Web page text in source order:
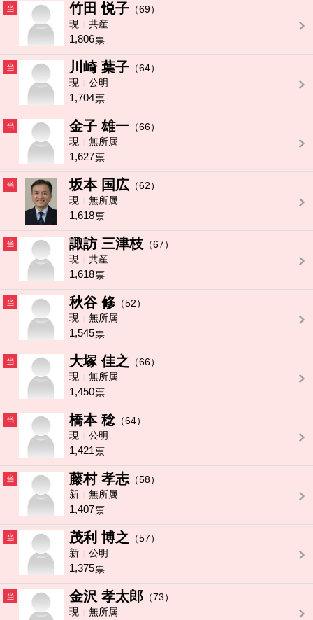
当 竹田 悦子 （69）
現
共産
1,806票
当 川崎 葉子 （64）
現
公明
1,704票
当 金子 雄一 （66）
現
無所属
1,627票
当 坂本 国広 （62）
現
無所属
1,618票
当 諏訪 三津枝 （67）
現
共産
1,618票
当 秋谷 修（52）
現
無所属
1,545票
当 大塚 佳之
（66）
現
無所属
1,450票
当 橋本 稔（64）
現
公明
1,421票
当 藤村 孝志 （58）
新
無所属
1,407票
当 茂利 博之
（57）
新
公明
1,375票
当 金沢 孝太郎 （73）
現
無所属